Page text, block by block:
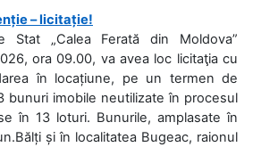
– licitație!
Stat „Calea Ferată din Moldova”
ora 09.00, va avea loc licitaţia cu
în locațiune, pe un termen de
bunuri imobile neutilizate în procesul
în 13 loturi. Bunurile, amplasate în
și în localitatea Bugeac, raionul